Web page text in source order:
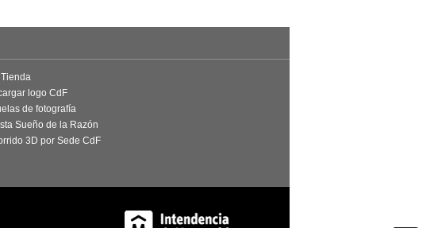
logo CdF
de fotografía
Sueño de la Razón
3D por Sede CdF